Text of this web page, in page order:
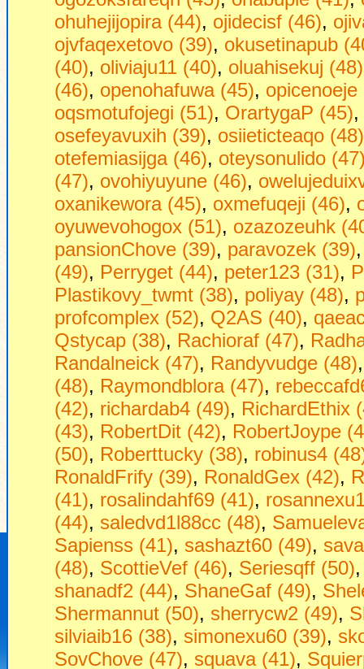
ohuhejijopira (44), ojidecisf (46),
ojvfaqexetovo (39), okusetinapub
(40), oliviaju11 (40), oluahisekuj (48)
(46), openohafuwa (45), opicenoeje
oqsmotufojegi (51), OrartygaP (45),
osefeyavuxih (39), osiieticteaqo (48)
otefemiasijga (46), oteysonulido
(47), ovohiyuyune (46),
oxanikewora (45), oxmefuqeji (46),
oyuwevohogox (51), ozazozeuhk
pansionChove (39), paravozek (39)
(49), Perryget (44), peter123 (31),
Plastikovy_twmt (38), poliyay (48),
profcomplex (52), Q2AS (40),
Qstycap (38), Rachioraf (47),
Randalneick (47), Randyvudge (48)
(48), Raymondblora (47),
(42), richardab4 (49), RichardEthix
(43), RobertDit (42), RobertJoype
(50), Roberttucky (38), robinus4
RonaldFrify (39), RonaldGex (42),
(41), rosalindahf69 (41),
(44), saledvd1l88cc (48),
Sapienss (41), sashazt60 (49),
(48), ScottieVef (46), Seriesqff (50)
shanadf2 (44), ShaneGaf (49),
Shermannut (50), sherrycw2 (49),
silviaib16 (38), simonexu60 (39),
SovChove (47), squava (41),